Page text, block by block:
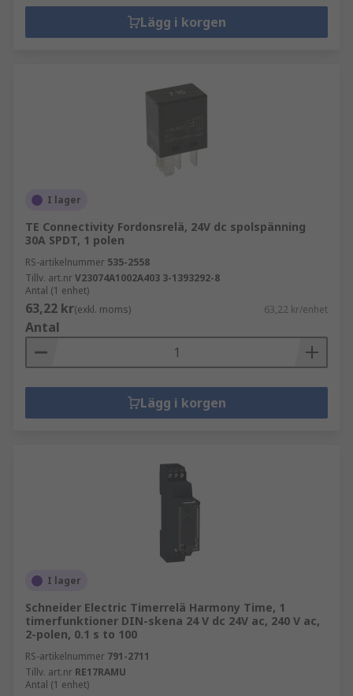
Lägg i korgen
I lager
TE Connectivity Fordonsrelä, 24V dc spolspänning
30A SPDT, 1 polen
RS-artikelnummer 535-2558
Tillv. art.nrV23074A1002A403 3-1393292-8
Antal (1 enhet)
63,22 kr(exkl. moms) 63,22 kr/enhet
Antal
Lägg i korgen
I lager
Schneider Electric Timerrelä Harmony Time, 1
timerfunktioner DIN-skena 24 V dc 24V ac, 240 V ac,
2-polen, 0.1 s to 100
RS-artikelnummer 791-2711
Tillv. art.nr RE17RAMU
Antal (1 enhet)